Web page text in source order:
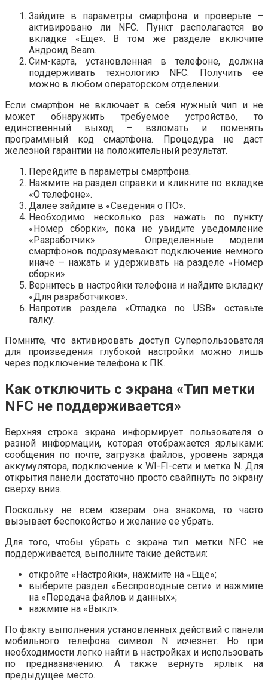
Зайдите в параметры смартфона и проверьте –
активировано ли NFC. Пункт располагается во
вкладке «Еще». В том же разделе включите
Андроид Beam.
Сим-карта, установленная в телефоне, должна
поддерживать технологию NFC. Получить ее
можно в любом операторском отделении.
Если смартфон не включает в себя нужный чип и не
может обнаружить требуемое устройство, то
единственный выход – взломать и поменять
программный код смартфона. Процедура не даст
железной гарантии на положительный результат.
Перейдите в параметры смартфона.
Нажмите на раздел справки и кликните по вкладке
«О телефоне».
Далее зайдите в «Сведения о ПО».
Необходимо несколько раз нажать по пункту
«Номер сборки», пока не увидите уведомление
«Разработчик». Определенные модели
смартфонов подразумевают подключение немного
иначе – нажать и удерживать на разделе «Номер
сборки».
Вернитесь в настройки телефона и найдите вкладку
«Для разработчиков».
Напротив раздела «Отладка по USB» оставьте
галку.
Помните, что активировать доступ Суперпользователя
для произведения глубокой настройки можно лишь
через подключение телефона к ПК.
Как отключить с экрана «Тип метки
NFC не поддерживается»
Верхняя строка экрана информирует пользователя о
разной информации, которая отображается ярлыками:
сообщения по почте, загрузка файлов, уровень заряда
аккумулятора, подключение к WI-FI-сети и метка N. Для
открытия панели достаточно просто свайпнуть по экрану
сверху вниз.
Поскольку не всем юзерам она знакома, то часто
вызывает беспокойство и желание ее убрать.
Для того, чтобы убрать с экрана тип метки NFC не
поддерживается, выполните такие действия:
откройте «Настройки», нажмите на «Еще»;
выберите раздел «Беспроводные сети» и нажмите
на «Передача файлов и данных»;
нажмите на «Выкл».
По факту выполнения установленных действий с панели
мобильного телефона символ N исчезнет. Но при
необходимости легко найти в настройках и использовать
по предназначению. А также вернуть ярлык на
предыдущее место.